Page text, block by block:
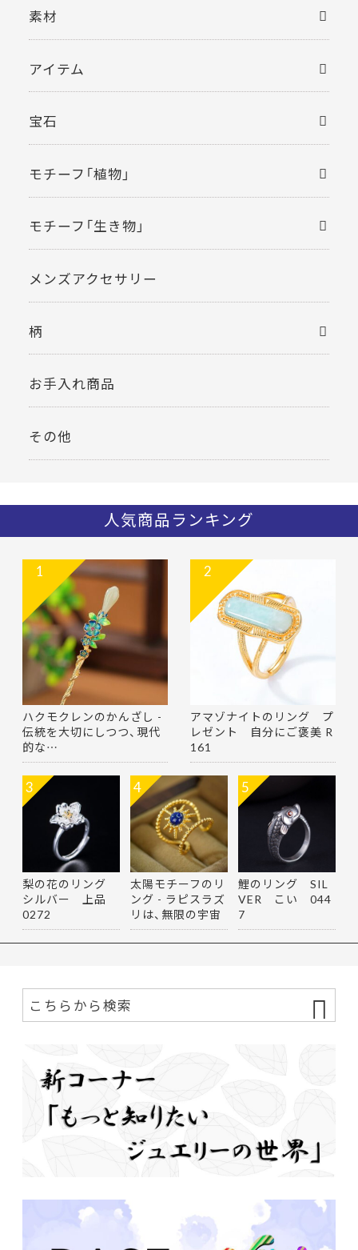
素材
アイテム
宝石
モチーフ「植物」
モチーフ「生き物」
メンズアクセサリー
柄
お手入れ商品
その他
人気商品ランキング
ハクモクレンのかんざし -
伝統を大切にしつつ、現代
的な…
1
アマゾナイトのリング プ
レゼント 自分にご褒美 R
161
2
梨の花のリング
シルバー 上品
0272
3
太陽モチーフのリ
ング - ラピスラズ
リは、無限の宇宙
を思…
4
鯉のリング SIL
VER こい 044
7
5